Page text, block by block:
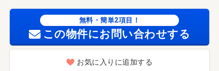
無料・簡単2項目！
この物件にお問い合わせする
お気に入りに追加する